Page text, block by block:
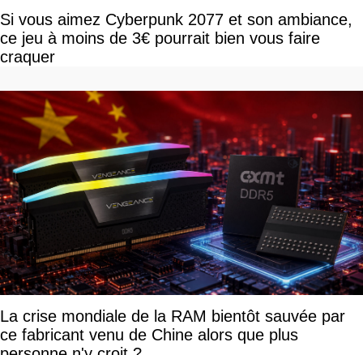
Si vous aimez Cyberpunk 2077 et son ambiance,
ce jeu à moins de 3€ pourrait bien vous faire
craquer
La crise mondiale de la RAM bientôt sauvée par
ce fabricant venu de Chine alors que plus